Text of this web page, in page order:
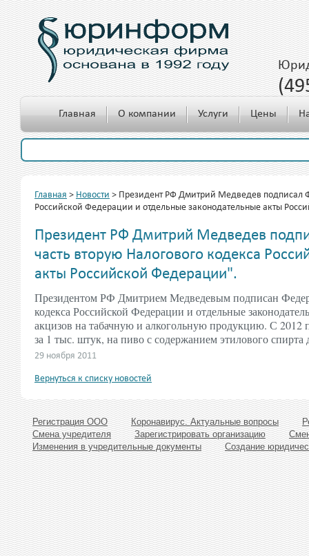
c 10.00 до 18.00
Главная О компании Услуги Цены
Главная > Новости > Президент РФ Дмитрий Медведев подписал
Российской Федерации и отдельные законодательные акты
Президент РФ Дмитрий Медведев
часть вторую Налогового кодекса
акты Российской Федерации".
Президентом РФ Дмитрием Медведевым подписан
кодекса Российской Федерации и отдельные
акцизов на табачную и алкогольную продукцию. С 2012
за 1 тыс. штук, на пиво с содержанием этилового спирта
29 ноября 2011
Вернуться к списку новостей
Регистрация ООО Коронавирус. Актуальные вопросы
Смена учредителя
Зарегистрировать организацию
Изменения в учредительные документы
Создание